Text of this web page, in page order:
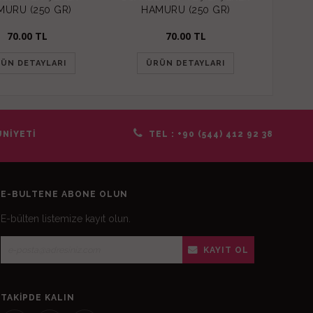
(250 GR)
70.00TL
DETAYLARI
HAMURU (250 GR)
70.00TL
ÜRÜN DETAYLARI
TEL : +90 (544) 412 92 38
E-BÜLTENE ABONE OLUN
E-bülten listemize kayıt olun.
KAYIT OL
TAKIPDE KALIN